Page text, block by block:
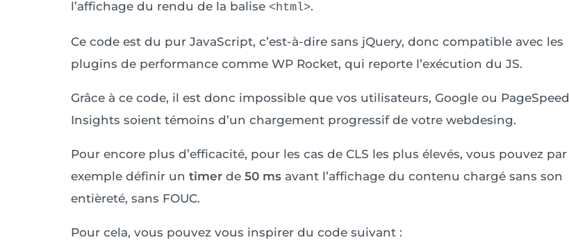
l’affichage du rendu de la balise <html>.
Ce code est du pur JavaScript, c’est-à-dire sans jQuery, donc compatible avec les
plugins de performance comme WP Rocket, qui reporte l’exécution du JS.
Grâce à ce code, il est donc impossible que vos utilisateurs, Google ou PageSpeed
Insights soient témoins d’un chargement progressif de votre webdesing.
Pour encore plus d’efficacité, pour les cas de CLS les plus élevés, vous pouvez par
exemple définir un timer de 50 ms avant l’affichage du contenu chargé sans son
entièreté, sans FOUC.
Pour cela, vous pouvez vous inspirer du code suivant :